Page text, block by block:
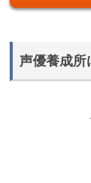
声優養成